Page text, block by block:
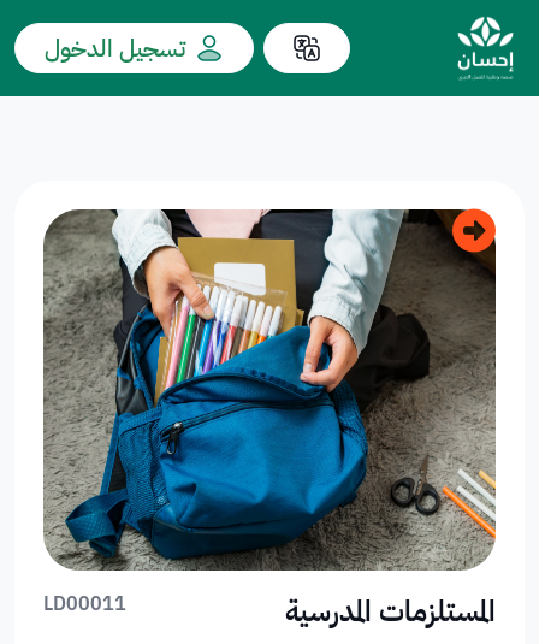
تسجيل الدخول
المستلزمات المدرسية LD00011